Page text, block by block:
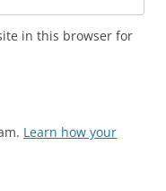
in this browser for
Learn how your